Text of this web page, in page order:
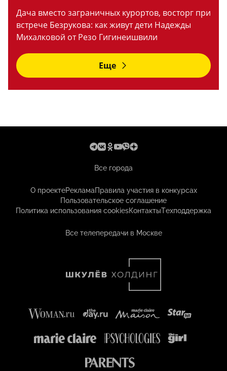
Дача вместо заграничных курортов, восторг при
встрече Безрукова: как живут дети Надежды
Михалковой от Резо Гигинеишвили
Еще
Все города
О проектеРекламаПравила участия в конкурсах
Пользовательское соглашение
Политика использования cookiesКонтактыТехподдержка
Все телепередачи в Москве